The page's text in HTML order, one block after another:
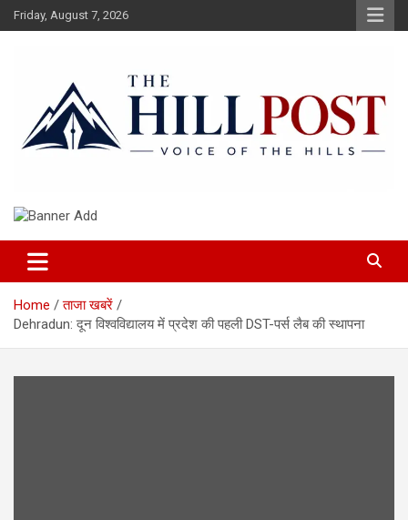
Skip
to
Friday, August 7, 2026
The Hillpost
Home
ताजा खबरें
Dehradun: दून विश्वविद्यालय में प्रदेश की पहली DST-पर्स लैब की स्थापना